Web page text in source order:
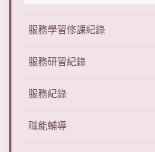
服務學習修課紀錄
服務研習紀錄
服務紀錄
職能輔導